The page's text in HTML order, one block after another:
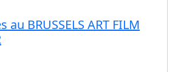
au BRUSSELS ART FILM